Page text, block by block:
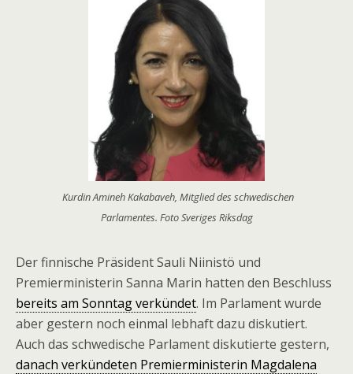
Kurdin Amineh Kakabaveh, Mitglied des schwedischen
Parlamentes. Foto Sveriges Riksdag
Der finnische Präsident Sauli Niinistö und
Premierministerin Sanna Marin hatten den Beschluss
bereits am Sonntag verkündet. Im Parlament wurde
aber gestern noch einmal lebhaft dazu diskutiert.
Auch das schwedische Parlament diskutierte gestern,
danach verkündeten Premierministerin Magdalena